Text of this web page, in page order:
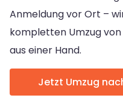
Anmeldung vor Ort –
kompletten Umzug
aus einer Hand.
Jetzt Umzug